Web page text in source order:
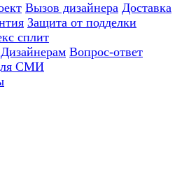
Вызов дизайнера Доставка
Защита от подделки
сплит
Дизайнерам Вопрос-ответ
СМИ